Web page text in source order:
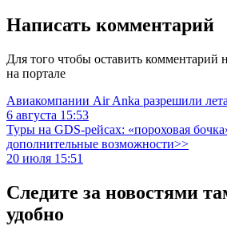
Написать комментарий
Для того чтобы оставить комментарий
на портале
Авиакомпании Air Anka разрешили
6 августа 15:53
Туры на GDS-рейсах: «пороховая
дополнительные возможности>>
20 июля 15:51
Следите за новостями
удобно